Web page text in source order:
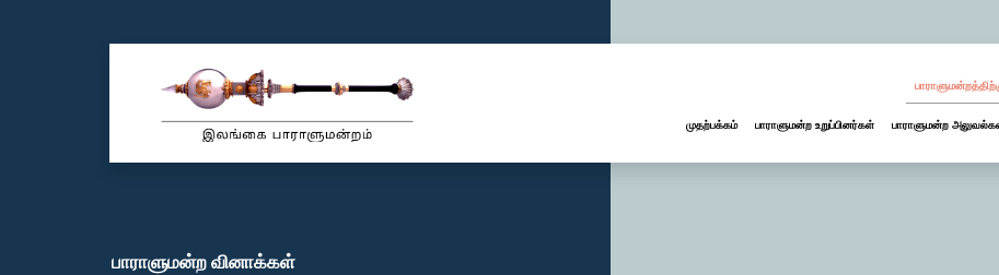
முதற்பக்கம் பாராளுமன்ற உறுப்பினர்கள் பாராளுமன்ற
பாராளுமன்ற வினாக்கள்